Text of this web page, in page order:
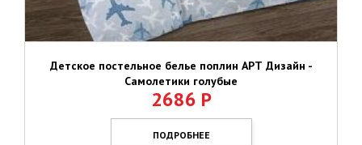
Детское постельное белье поплин АРТ Дизайн -
Самолетики голубые
2686 Р
ПОДРОБНЕЕ